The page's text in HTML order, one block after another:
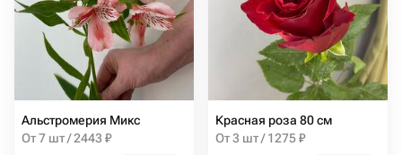
Альстромерия Микс
От 7 шт / 2443 ₽
Красная роза 80 см
От 3 шт / 1275 ₽